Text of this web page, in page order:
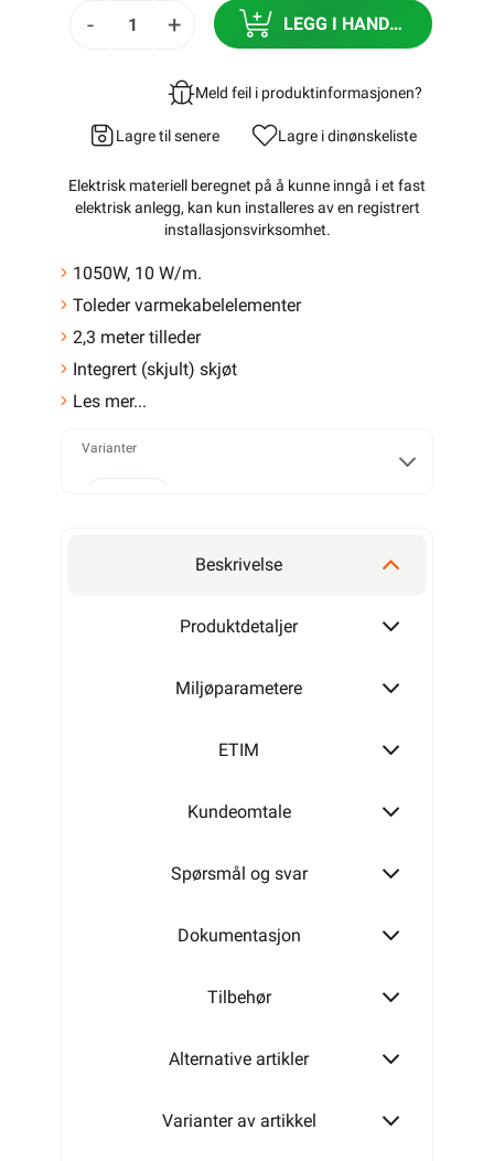
- + LEGG I HANDLEKURV
Meld feil i produktinformasjonen?
Lagre til senere Lagre i dinønskeliste
Elektrisk materiell beregnet på å kunne inngå i et fast
elektrisk anlegg, kan kun installeres av en registrert
installasjonsvirksomhet.
1050W, 10 W/m.
Toleder varmekabelelementer
2,3 meter tilleder
Integrert (skjult) skjøt
Les mer...
Varianter
380W
1050W
Beskrivelse
Produktdetaljer
Miljøparametere
ETIM
Kundeomtale
Spørsmål og svar
Dokumentasjon
Tilbehør
Alternative artikler
Varianter av artikkel